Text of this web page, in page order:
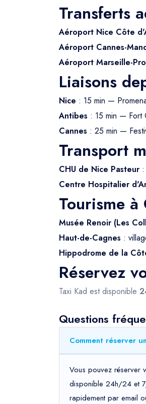
Transferts
Aéroport Nice Côte
Aéroport Cannes-
Aéroport Marseille-
Liaisons
Nice : 15 min —
Antibes : 15 min — Fort
Cannes : 25 min —
Transport
CHU de Nice Pasteur
Centre Hospitalier
Tourisme à
Musée Renoir (Les
Haut-de-Cagnes :
Hippodrome de la
Réservez
Taxi Kad est disponible
Questions
Comment réserver
Vous pouvez réserver
disponible 24h/24 et
rapidement par email